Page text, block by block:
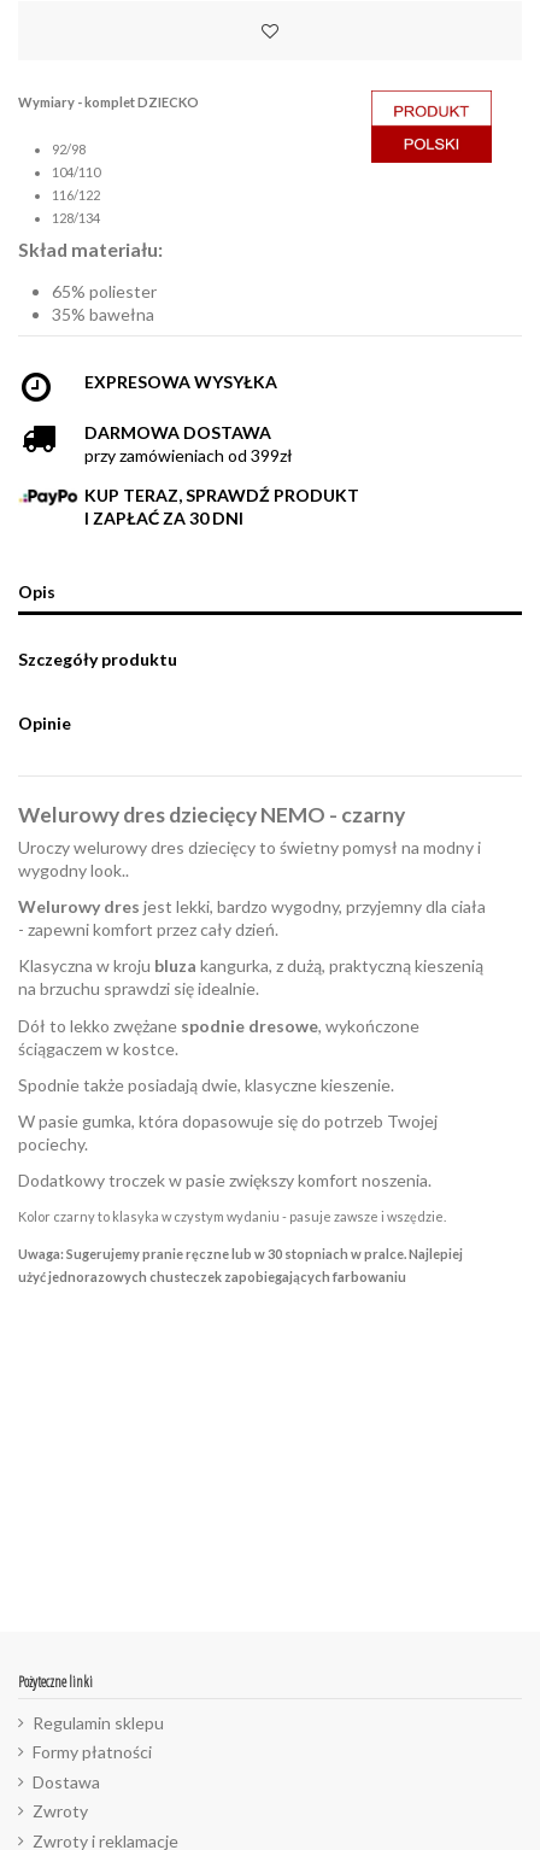
Wymiary - komplet DZIECKO
92/98
104/110
116/122
128/134
Skład materiału:
65% poliester
35% bawełna
EXPRESOWA WYSYŁKA
DARMOWA DOSTAWA
przy zamówieniach od 399zł
KUP TERAZ, SPRAWDŹ PRODUKT
I ZAPŁAĆ ZA 30 DNI
Opis
Szczegóły produktu
Opinie
Welurowy dres dziecięcy NEMO - czarny
Uroczy welurowy dres dziecięcy to świetny pomysł na modny i
wygodny look..
Welurowy dres jest lekki, bardzo wygodny, przyjemny dla ciała
- zapewni komfort przez cały dzień.
Klasyczna w kroju bluza kangurka, z dużą, praktyczną kieszenią
na brzuchu sprawdzi się idealnie.
Dół to lekko zwężane spodnie dresowe, wykończone
ściągaczem w kostce.
Spodnie także posiadają dwie, klasyczne kieszenie.
W pasie gumka, która dopasowuje się do potrzeb Twojej
pociechy.
Dodatkowy troczek w pasie zwiększy komfort noszenia.
Kolor czarny to klasyka w czystym wydaniu - pasuje zawsze i wszędzie.
Uwaga: Sugerujemy pranie ręczne lub w 30 stopniach w pralce. Najlepiej
użyć jednorazowych chusteczek zapobiegających farbowaniu
Pożyteczne linki
Regulamin sklepu
Formy płatności
Dostawa
Zwroty
Zwroty i reklamacje